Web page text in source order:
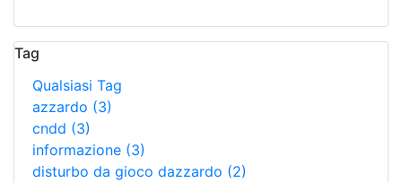
Tag
Qualsiasi Tag
azzardo (3)
cndd (3)
informazione (3)
disturbo da gioco dazzardo (2)